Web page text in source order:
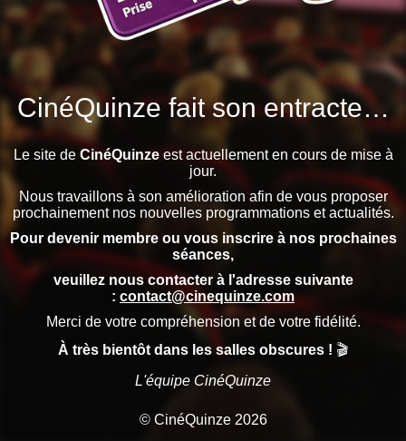
CinéQuinze fait son entracte…
Le site de CinéQuinzeest actuellement en cours de mise à
jour.
Nous travaillons à son amélioration afin de vous proposer
prochainement nos nouvelles programmations et actualités.
Pour devenir membre ou vous inscrire à nos prochaines
séances,
veuillez nous contacter à l'adresse suivante
: contact@cinequinze.com
Merci de votre compréhension et de votre fidélité.
À très bientôt dans les salles obscures ! 🎬
L'équipe CinéQuinze
© CinéQuinze 2026